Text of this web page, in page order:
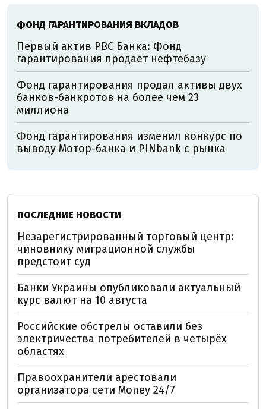
ФОНД ГАРАНТИРОВАНИЯ ВКЛАДОВ
Первый актив РВС Банка: Фонд
гарантирования продает нефтебазу
Фонд гарантирования продал активы двух
банков-банкротов на более чем 23
миллиона
Фонд гарантирования изменил конкурс по
выводу Мотор-банка и PINbank с рынка
ПОСЛЕДНИЕ НОВОСТИ
Незарегистрированный торговый центр:
чиновнику миграционной службы
предстоит суд
Банки Украины опубликовали актуальный
курс валют на 10 августа
Российские обстрелы оставили без
электричества потребителей в четырёх
областях
Правоохранители арестовали
организатора сети Money 24/7